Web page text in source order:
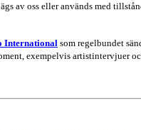
av oss eller används med
Internationalsom regelbundet
exempelvis artistintervjuer